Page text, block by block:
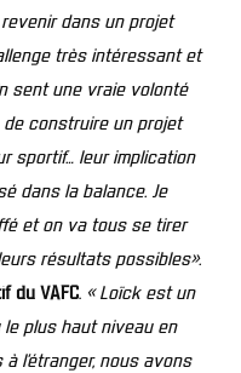
dans un projet
très intéressant et
sent une vraie volonté
construire un projet
sportif… leur implication
dans la balance. Je
et on va tous se tirer
résultats possibles».
du VAFC. « Loïck est un
le plus haut niveau en
l’étranger, nous avons